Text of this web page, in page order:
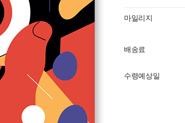
마일리지
배송료
수령예상일